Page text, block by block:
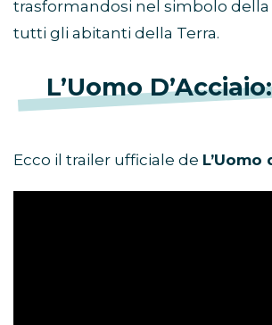
trasformandosi nel simbolo della
tutti gli abitanti della Terra.
L’Uomo
Ecco il trailer ufficiale de L’Uomo